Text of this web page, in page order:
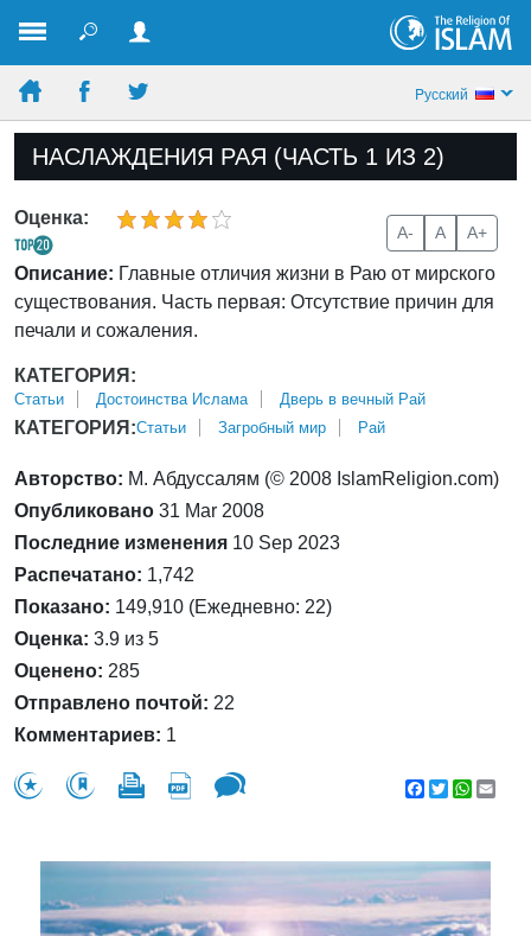
Pусский
НАСЛАЖДЕНИЯ РАЯ (ЧАСТЬ 1 ИЗ 2)
Оценка:
A- A A+
Описание: Главные отличия жизни в Раю от мирского
существования. Часть первая: Отсутствие причин для
печали и сожаления.
КАТЕГОРИЯ:
Статьи Достоинства Ислама Дверь в вечный Рай
КАТЕГОРИЯ:Статьи Загробный мир Рай
Авторство: М. Абдуссалям (© 2008 IslamReligion.com)
Опубликовано 31 Mar 2008
Последние изменения 10 Sep 2023
Распечатано: 1,742
Показано: 149,910 (Ежедневно: 22)
Оценка: 3.9 из 5
Оценено: 285
Отправлено почтой: 22
Комментариев: 1
Facebook
Twitter